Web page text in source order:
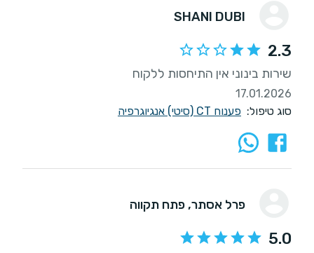
SHANI DUBI
2.3
שירות בינוני אין התיחסות ללקוח
17.01.2026
סוג טיפול: פענוח CT (סיטי) אנגיוגרפיה
פרל אסתר, פתח תקווה
5.0